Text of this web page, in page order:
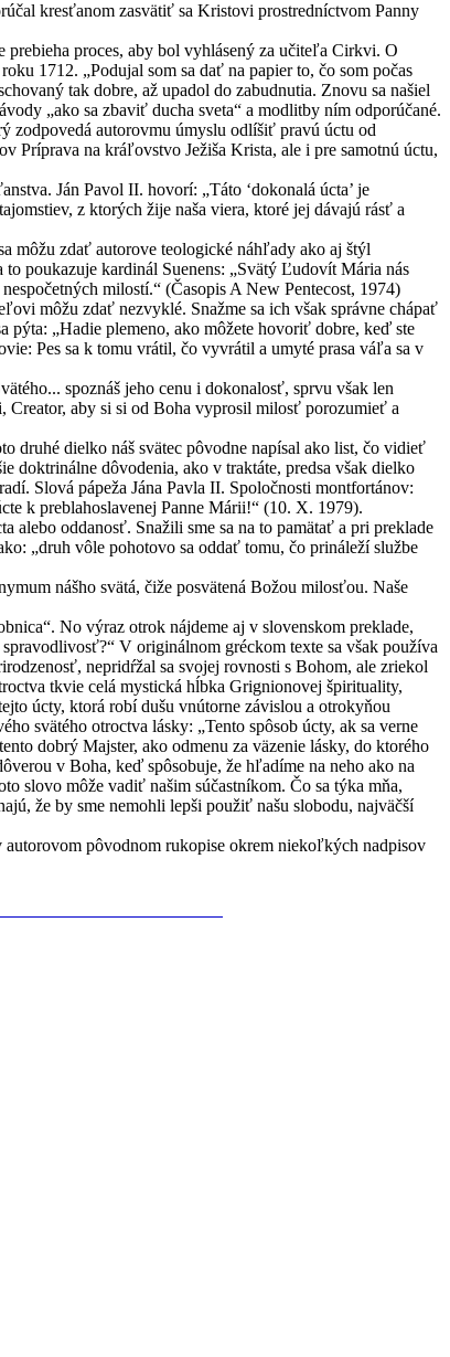
kresťanom zasvätiť sa Kristovi prostredníctvom Panny
proces, aby bol vyhlásený za učiteľa Cirkvi. O
1712. „Podujal som sa dať na papier to, čo som počas
tak dobre, až upadol do zabudnutia. Znovu sa našiel
„ako sa zbaviť ducha sveta“ a modlitby ním odporúčané.
zodpovedá autorovmu úmyslu odlíšiť pravú úctu od
Príprava na kráľovstvo Ježiša Krista, ale i pre samotnú úctu,
Ján Pavol II. hovorí: „Táto ‘dokonalá úcta’ je
z ktorých žije naša viera, ktoré jej dávajú rásť a
môžu zdať autorove teologické náhľady ako aj štýl
poukazuje kardinál Suenens: „Svätý Ľudovít Mária nás
milostí.“ (Časopis A New Pentecost, 1974)
môžu zdať nezvyklé. Snažme sa ich však správne chápať
pýta: „Hadie plemeno, ako môžete hovoriť dobre, keď ste
Pes sa k tomu vrátil, čo vyvrátil a umyté prasa váľa sa v
spoznáš jeho cenu i dokonalosť, sprvu však len
Creator, aby si si od Boha vyprosil milosť porozumieť a
druhé dielko náš svätec pôvodne napísal ako list, čo vidieť
doktrinálne dôvodenia, ako v traktáte, predsa však dielko
Slová pápeža Jána Pavla II. Spoločnosti montfortánov:
k preblahoslavenej Panne Márii!“ (10. X. 1979).
alebo oddanosť. Snažili sme sa na to pamätať a pri preklade
„druh vôle pohotovo sa oddať tomu, čo prináleží službe
nášho svätá, čiže posvätená Božou milosťou. Naše
No výraz otrok nájdeme aj v slovenskom preklade,
V originálnom gréckom texte sa však používa
nepridŕžal sa svojej rovnosti s Bohom, ale zriekol
tkvie celá mystická hĺbka Grignionovej špirituality,
úcty, ktorá robí dušu vnútorne závislou a otrokyňou
svätého otroctva lásky: „Tento spôsob úcty, ak sa verne
dobrý Majster, ako odmenu za väzenie lásky, do ktorého
v Boha, keď spôsobuje, že hľadíme na neho ako na
slovo môže vadiť našim súčastníkom. Čo sa týka mňa,
že by sme nemohli lepši použiť našu slobodu, najväčší
pôvodnom rukopise okrem niekoľkých nadpisov